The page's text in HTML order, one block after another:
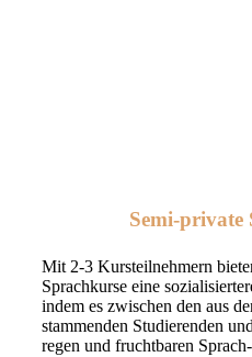
Semi-private
Mit 2-3 Kursteilnehmern
Sprachkurse eine
indem es zwischen den aus
stammenden Studierenden
regen und fruchtbaren